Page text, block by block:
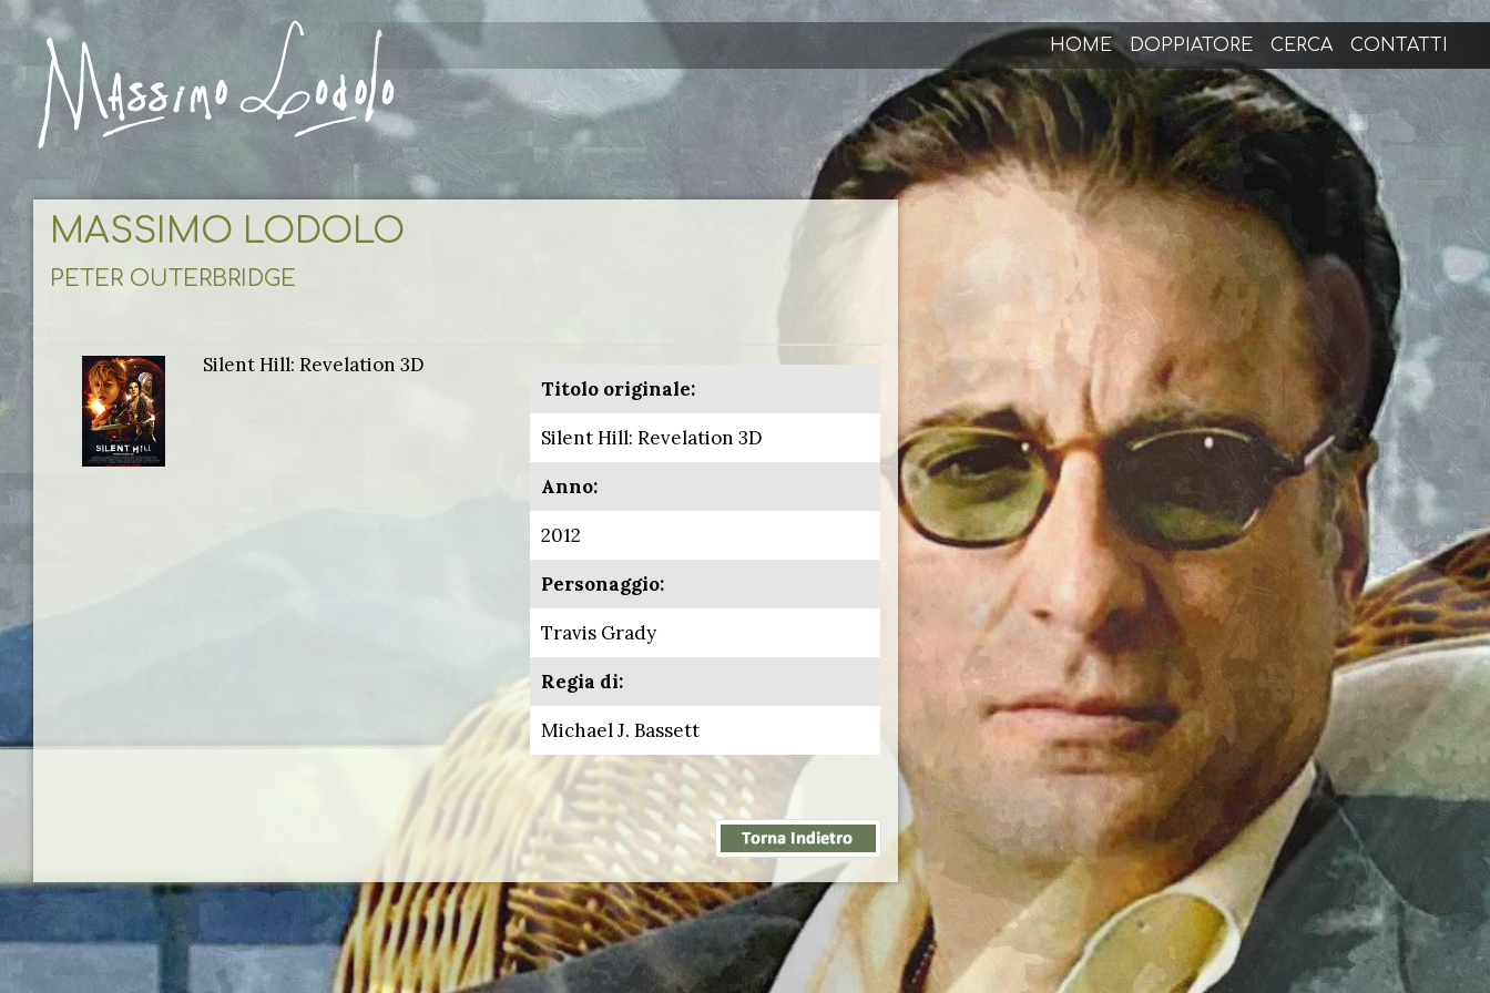
HOME DOPPIATORE CERCA CONTATTI
MASSIMO LODOLO
PETER OUTERBRIDGE
Silent Hill: Revelation 3D
Titolo originale:
Silent Hill: Revelation 3D
Anno:
2012
Personaggio:
Travis Grady
Regia di:
Michael J. Bassett